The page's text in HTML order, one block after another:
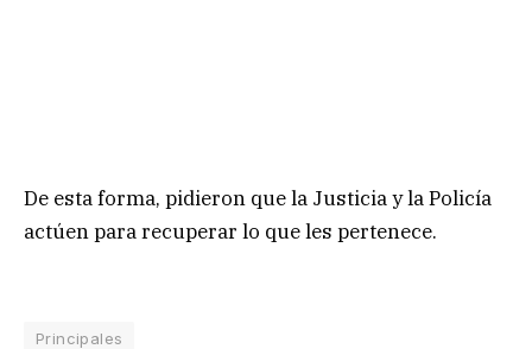
De esta forma, pidieron que la Justicia y la Policía
actúen para recuperar lo que les pertenece.
Principales